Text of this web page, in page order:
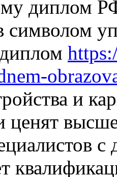
диплом
символом
и
ценят